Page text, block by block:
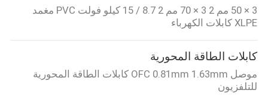
3 × 50 مم 2 3 × 70 مم 2 8.7 / 15 كيلو فولت PVC مغمد
XLPE كابلات الكهرباء
كابلات الطاقة المحورية
موصل OFC 0.81mm 1.63mm كابلات الطاقة المحورية
للتلفزيون